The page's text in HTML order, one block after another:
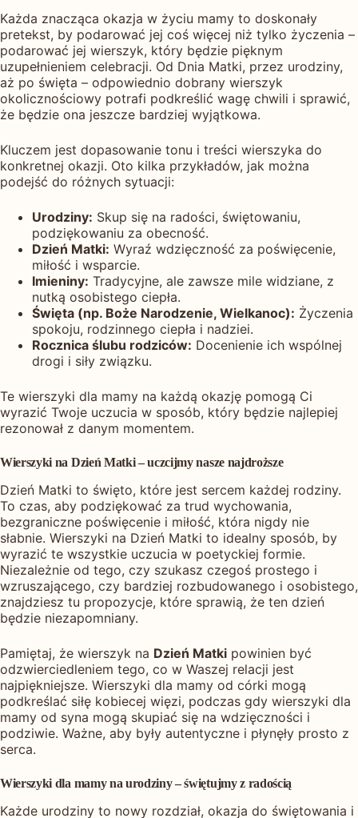
Każda znacząca okazja w życiu mamy to doskonały
pretekst, by podarować jej coś więcej niż tylko życzenia –
podarować jej wierszyk, który będzie pięknym
uzupełnieniem celebracji. Od Dnia Matki, przez urodziny,
aż po święta – odpowiednio dobrany wierszyk
okolicznościowy potrafi podkreślić wagę chwili i sprawić,
że będzie ona jeszcze bardziej wyjątkowa.
Kluczem jest dopasowanie tonu i treści wierszyka do
konkretnej okazji. Oto kilka przykładów, jak można
podejść do różnych sytuacji:
Urodziny: Skup się na radości, świętowaniu,
podziękowaniu za obecność.
Dzień Matki: Wyraź wdzięczność za poświęcenie,
miłość i wsparcie.
Imieniny: Tradycyjne, ale zawsze mile widziane, z
nutką osobistego ciepła.
Święta (np. Boże Narodzenie, Wielkanoc): Życzenia
spokoju, rodzinnego ciepła i nadziei.
Rocznica ślubu rodziców: Docenienie ich wspólnej
drogi i siły związku.
Te wierszyki dla mamy na każdą okazję pomogą Ci
wyrazić Twoje uczucia w sposób, który będzie najlepiej
rezonował z danym momentem.
Wierszyki na Dzień Matki – uczcijmy nasze najdroższe
Dzień Matki to święto, które jest sercem każdej rodziny.
To czas, aby podziękować za trud wychowania,
bezgraniczne poświęcenie i miłość, która nigdy nie
słabnie. Wierszyki na Dzień Matki to idealny sposób, by
wyrazić te wszystkie uczucia w poetyckiej formie.
Niezależnie od tego, czy szukasz czegoś prostego i
wzruszającego, czy bardziej rozbudowanego i osobistego,
znajdziesz tu propozycje, które sprawią, że ten dzień
będzie niezapomniany.
Pamiętaj, że wierszyk na Dzień Matki powinien być
odzwierciedleniem tego, co w Waszej relacji jest
najpiękniejsze. Wierszyki dla mamy od córki mogą
podkreślać siłę kobiecej więzi, podczas gdy wierszyki dla
mamy od syna mogą skupiać się na wdzięczności i
podziwie. Ważne, aby były autentyczne i płynęły prosto z
serca.
Wierszyki dla mamy na urodziny – świętujmy z radością
Każde urodziny to nowy rozdział, okazja do świętowania i